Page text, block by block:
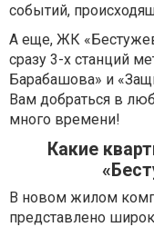
событий,
А еще, ЖК
сразу 3-х станций
Барабашова» и
Вам добраться в
много времени!
Какие
В новом жилом
представлено